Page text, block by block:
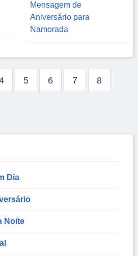
Mensagem de
Aniversário para
Namorada
5 6 7 8
Dia
Noite